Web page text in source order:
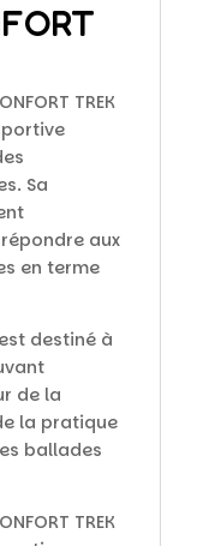
TREK
Sa
aux
en terme
est destiné à
de la
la pratique
ballades
TREK